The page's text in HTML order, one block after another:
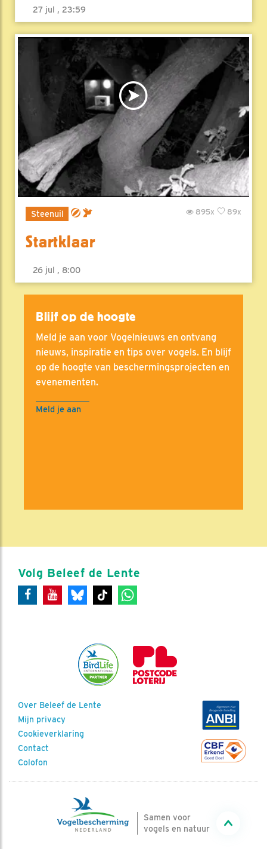
27 jul , 23:59
Steenuil 89x
895x
Startklaar
26 jul , 8:00
Blijf op de hoogte
Meld je aan voor Vogelnieuws en ontvang
nieuws, inspiratie en tips over vogels. En blijf
op de hoogte van beschermingsprojecten en
evenementen.
Meld je aan
Volg Beleef de Lente
Over Beleef de Lente
Mijn privacy
Cookieverklaring
Contact
Colofon
Samen voor
vogels en natuur